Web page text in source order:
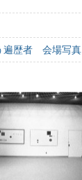
遍歴者 会場写真